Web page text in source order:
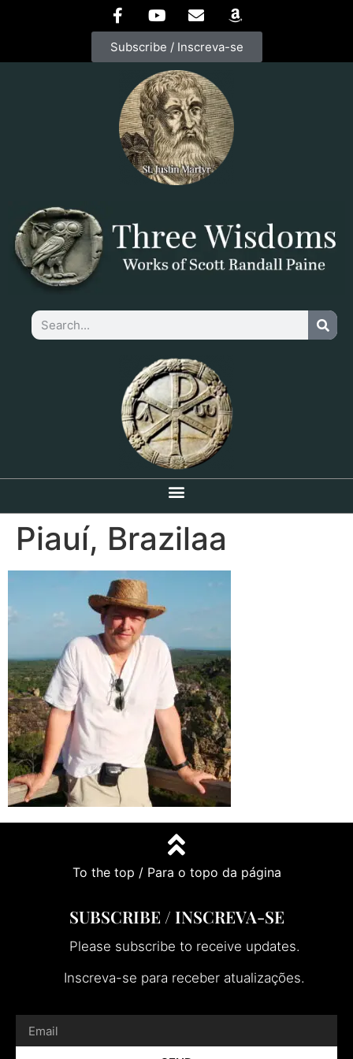
Subscribe / Inscreva-se
Piauí, Brazilaa
To the top / Para o topo da página
SUBSCRIBE / INSCREVA-SE
Please subscribe to receive updates.
Inscreva-se para receber atualizações.